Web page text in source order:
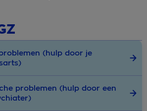
(hulp door je
problemen (hulp door een